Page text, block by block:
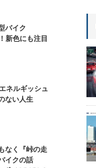
バイク
新色にも注目
ネルギッシュ
ない人生
なく『峠の走
イクの話